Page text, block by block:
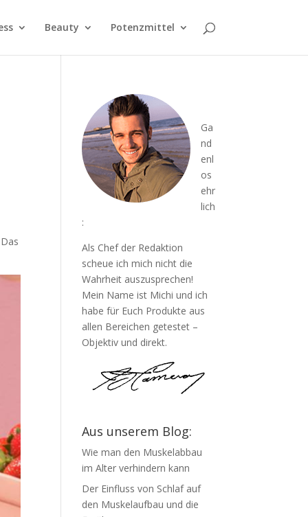
Beauty Potenzmittel
Ga
nd
enl
os
ehr
lich
:
Als Chef der Redaktion
scheue ich mich nicht die
Wahrheit auszusprechen!
Mein Name ist Michi und ich
habe für Euch Produkte aus
allen Bereichen getestet –
Objektiv und direkt.
Aus unserem Blog:
Wie man den Muskelabbau
im Alter verhindern kann
Der Einfluss von Schlaf auf
den Muskelaufbau und die